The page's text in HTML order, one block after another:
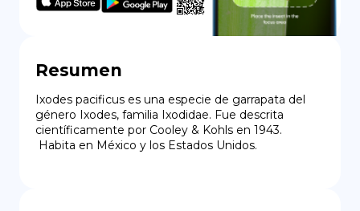
Resumen
Ixodes pacificus es una especie de garrapata del
género Ixodes, familia Ixodidae. Fue descrita
científicamente por Cooley & Kohls en 1943.
Habita en México y los Estados Unidos.